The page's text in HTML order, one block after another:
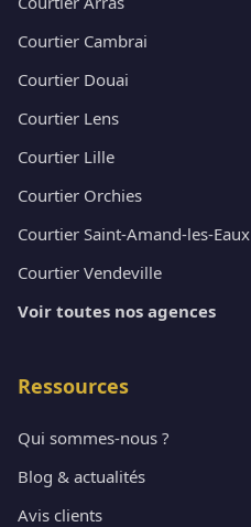
Courtier Cambrai
Courtier Douai
Courtier Lens
Courtier Lille
Courtier Orchies
Courtier Saint-Amand-les-Eaux
Courtier Vendeville
Voir toutes nos agences
Ressources
Qui sommes-nous ?
Blog & actualités
Avis clients